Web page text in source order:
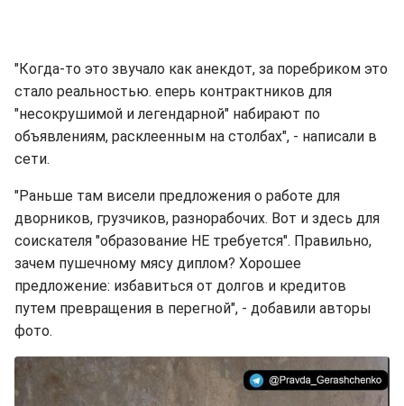
"Когда-то это звучало как анекдот, за поребриком это
стало реальностью. еперь контрактников для
"несокрушимой и легендарной" набирают по
объявлениям, расклеенным на столбах", - написали в
сети.
"Раньше там висели предложения о работе для
дворников, грузчиков, разнорабочих. Вот и здесь для
соискателя "образование НЕ требуется". Правильно,
зачем пушечному мясу диплом? Хорошее
предложение: избавиться от долгов и кредитов
путем превращения в перегной", - добавили авторы
фото.